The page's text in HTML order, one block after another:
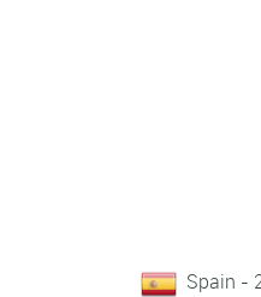
Spain -